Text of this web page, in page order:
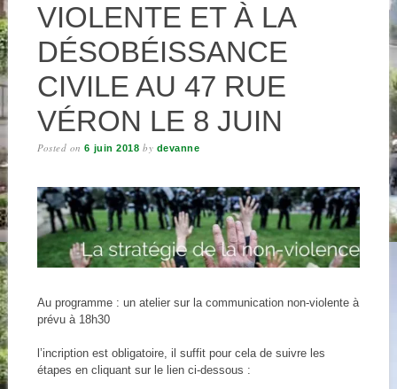
VIOLENTE ET À LA
DÉSOBÉISSANCE
CIVILE AU 47 RUE
VÉRON LE 8 JUIN
Posted on6 juin 2018 by devanne
Au programme : un atelier sur la communication non-violente à
prévu à 18h30
l’incription est obligatoire, il suffit pour cela de suivre les
étapes en cliquant sur le lien ci-dessous :